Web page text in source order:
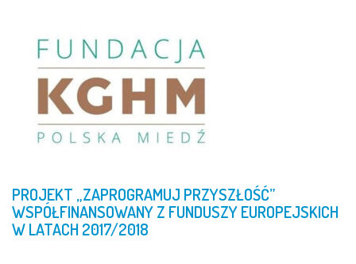
PROJEKT „ZAPROGRAMUJ PRZYSZŁOŚĆ”
WSPÓŁFINANSOWANYZ FUNDUSZYEUROPEJSKICH
WLATACH2017/2018